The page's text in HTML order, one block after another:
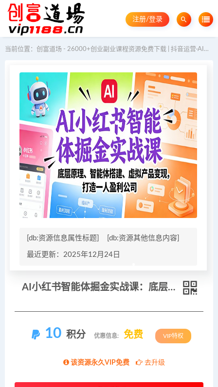
注册/登录
当前位置： 创富道场 - 26000+创业副业课程资源免费下载 | 抖音运营·AI教程·GEO优化
[db:资源信息属性标题] [db:资源其他信息内容]
最近更新：2025年12月24日
AI小红书智能体掘金实战课：底层原理、智能体搭建、虚拟产品变现，打造一人盈利公司
10 积分 优惠信息: 免费 VIP特权
该资源永久VIP免费 去升级